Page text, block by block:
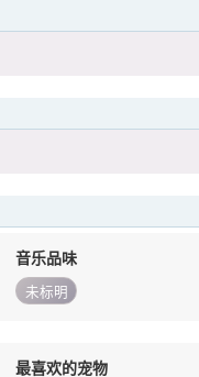
音乐品味
未标明
最喜欢的宠物